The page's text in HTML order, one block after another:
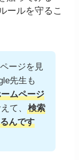
ールを守るこ
ージを見
先生も
ムページ
えて、検索
んです